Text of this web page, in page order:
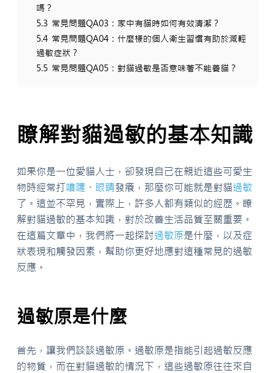
嗎？
5.3 常見問題QA03：家中有貓時如何有效清潔？
5.4 常見問題QA04：什麼樣的個人衛生習慣有助於減輕
過敏症狀？
5.5 常見問題QA05：對貓過敏是否意味著不能養貓？
瞭解對貓過敏的基本知識
如果你是一位愛貓人士，卻發現自己在親近這些可愛生
物時經常打噴嚏 、 眼睛發癢，那麼你可能就是對貓過敏
了。這並不罕見，實際上，許多人都有類似的經歷。瞭
解對貓過敏的基本知識，對於改善生活品質至關重要。
在這篇文章中，我們將一起探討過敏原是什麼，以及症
狀表現和觸發因素，幫助你更好地應對這種常見的過敏
反應。
過敏原是什麼
首先，讓我們談談過敏原。過敏原是指能引起過敏反應
的物質，而在對貓過敏的情況下，這些過敏原往往來自